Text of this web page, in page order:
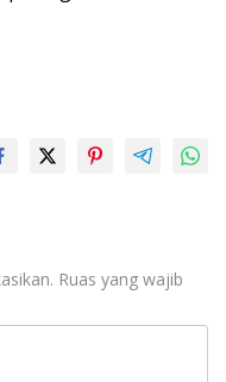
Ruas yang wajib